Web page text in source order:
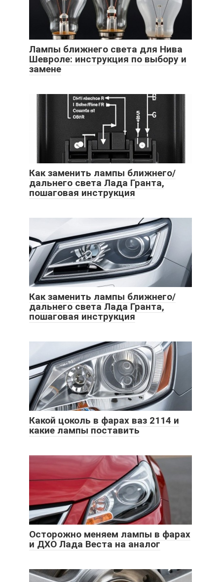
Лампы ближнего света для Нива
Шевроле: инструкция по выбору и
замене
Как заменить лампы ближнего/
дальнего света Лада Гранта,
пошаговая инструкция
Как заменить лампы ближнего/
дальнего света Лада Гранта,
пошаговая инструкция
Какой цоколь в фарах ваз 2114 и
какие лампы поставить
Осторожно меняем лампы в фарах
и ДХО Лада Веста на аналог